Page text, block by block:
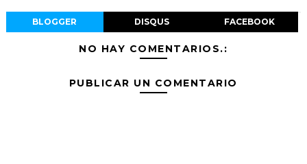
BLOGGER DISQUS FACEBOOK
NO HAY COMENTARIOS.:
PUBLICAR UN COMENTARIO